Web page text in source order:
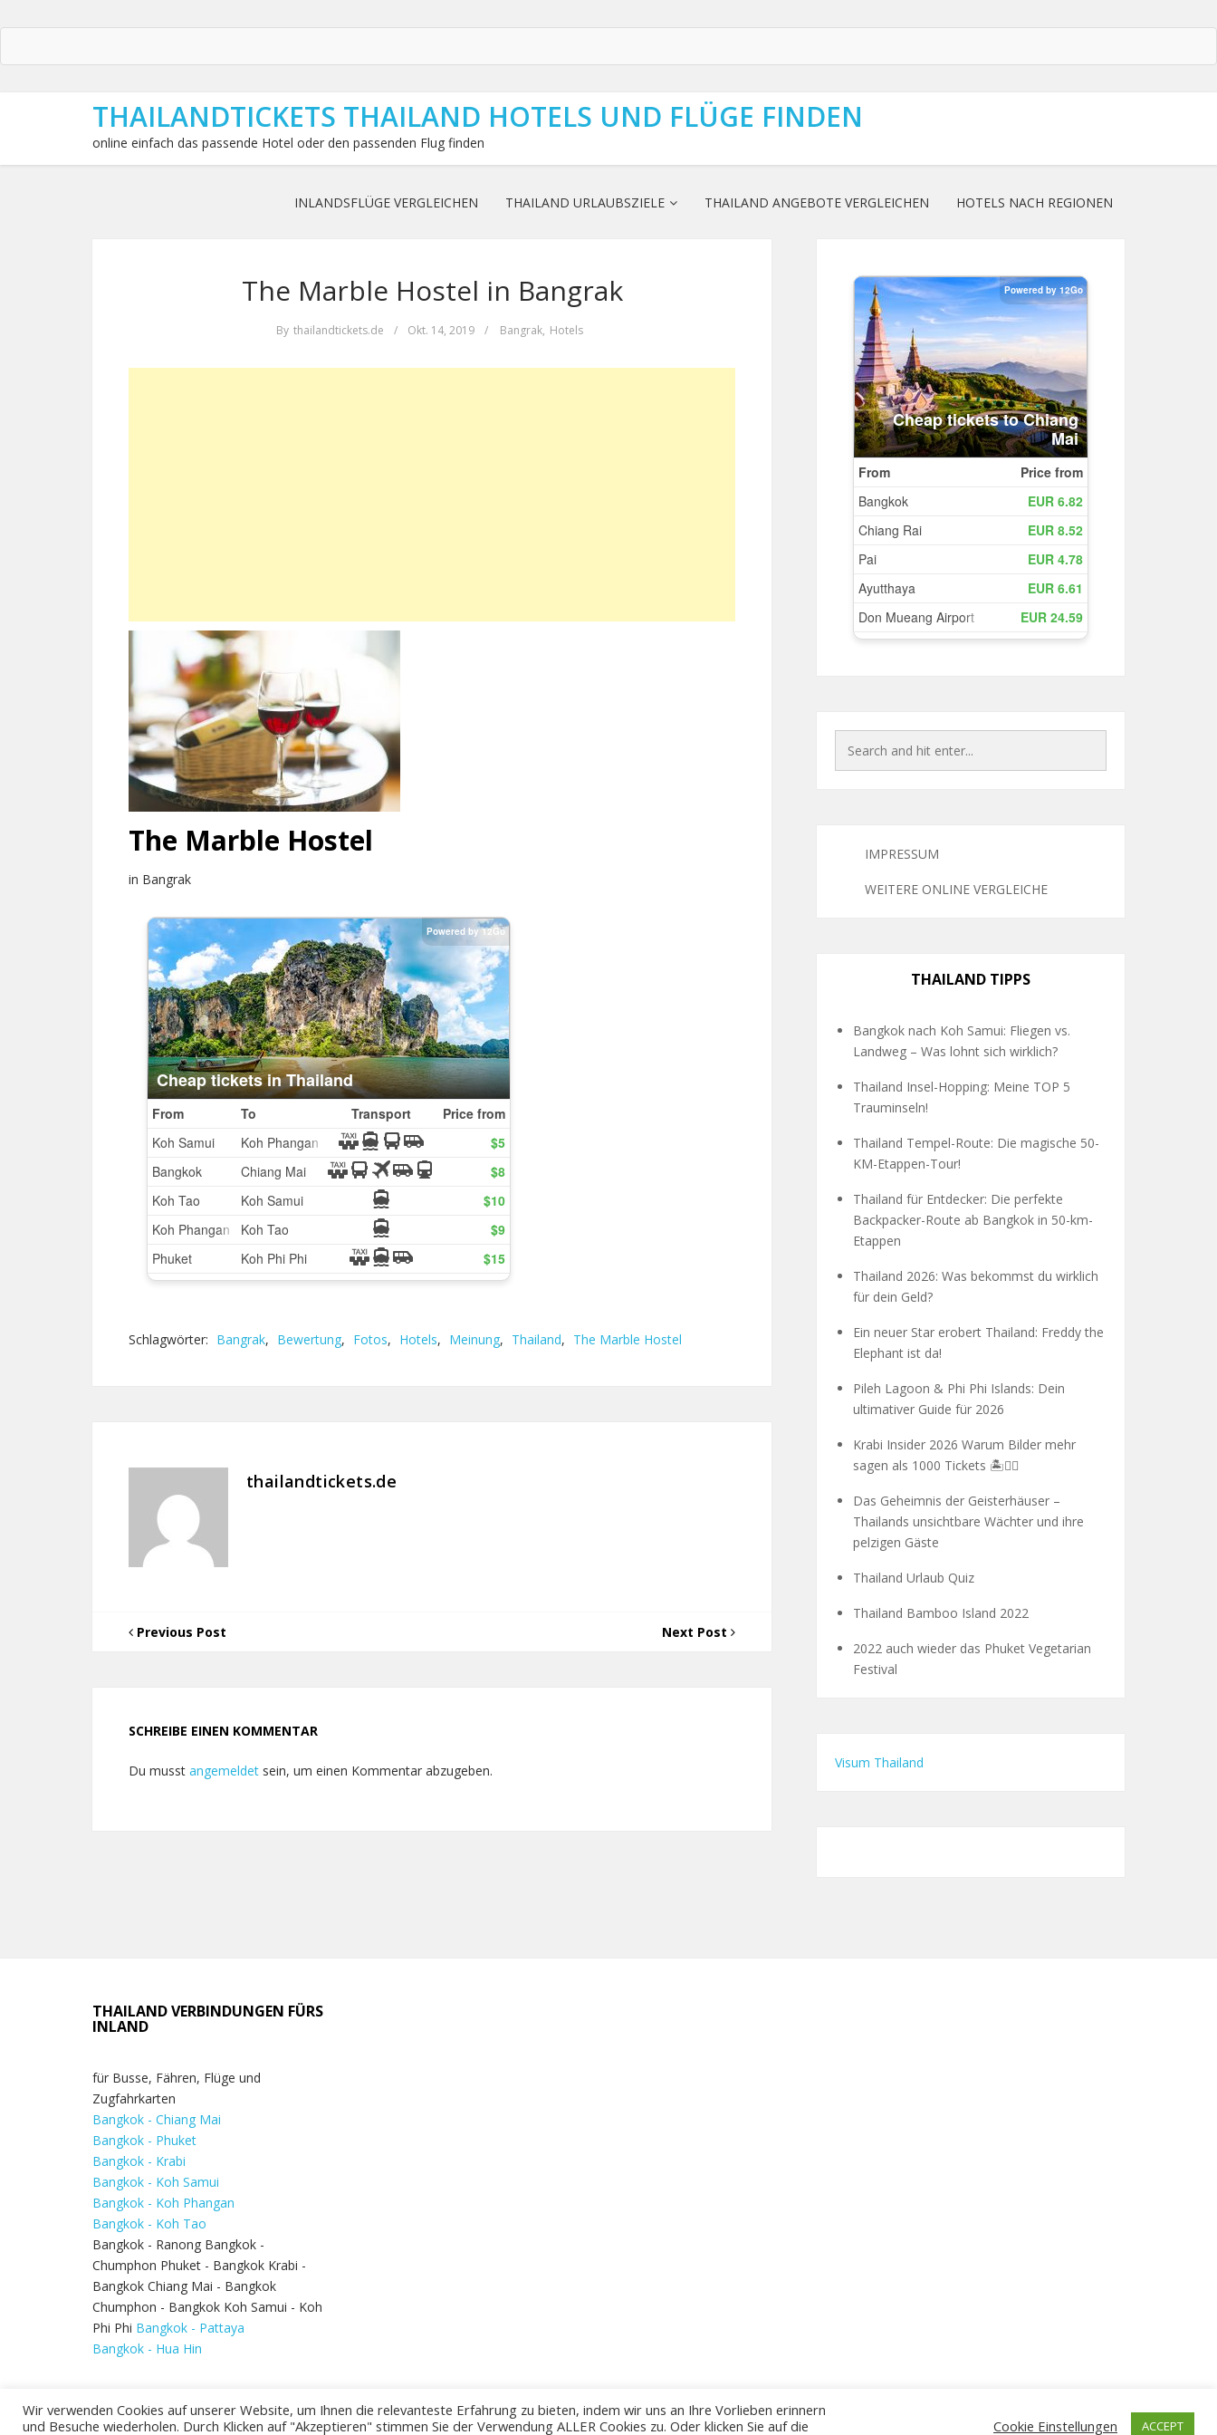
THAILANDTICKETS THAILAND HOTELS UND FLÜGE FINDEN
online einfach das passende Hotel oder den passenden Flug finden
INLANDSFLÜGE VERGLEICHEN THAILAND URLAUBSZIELE THAILAND ANGEBOTE VERGLEICHEN HOTELS NACH REGIONEN
The Marble Hostel in Bangrak
By thailandtickets.de / Okt. 14, 2019 / Bangrak, Hotels
The Marble Hostel
in Bangrak
Schlagwörter: Bangrak, Bewertung, Fotos, Hotels, Meinung, Thailand, The Marble Hostel
thailandtickets.de
Previous Post Next Post
SCHREIBE EINEN KOMMENTAR
Du musst angemeldet sein, um einen Kommentar abzugeben.
IMPRESSUM
WEITERE ONLINE VERGLEICHE
THAILAND TIPPS
Bangkok nach Koh Samui: Fliegen vs.
Landweg – Was lohnt sich wirklich?
Thailand Insel-Hopping: Meine TOP 5
Trauminseln!
Thailand Tempel-Route: Die magische 50-
KM-Etappen-Tour!
Thailand für Entdecker: Die perfekte
Backpacker-Route ab Bangkok in 50-km-
Etappen
Thailand 2026: Was bekommst du wirklich
für dein Geld?
Ein neuer Star erobert Thailand: Freddy the
Elephant ist da!
Pileh Lagoon & Phi Phi Islands: Dein
ultimativer Guide für 2026
Krabi Insider 2026 Warum Bilder mehr
sagen als 1000 Tickets 🏝️🧗‍♂️
Das Geheimnis der Geisterhäuser –
Thailands unsichtbare Wächter und ihre
pelzigen Gäste
Thailand Urlaub Quiz
Thailand Bamboo Island 2022
2022 auch wieder das Phuket Vegetarian
Festival
Visum Thailand
THAILAND VERBINDUNGEN FÜRS
INLAND
für Busse, Fähren, Flüge und
Zugfahrkarten
Bangkok - Chiang Mai
Bangkok - Phuket
Bangkok - Krabi
Bangkok - Koh Samui
Bangkok - Koh Phangan
Bangkok - Koh Tao
Bangkok - Ranong Bangkok -
Chumphon Phuket - Bangkok Krabi -
Bangkok Chiang Mai - Bangkok
Chumphon - Bangkok Koh Samui - Koh
Phi Phi Bangkok - Pattaya
Bangkok - Hua Hin
Wir verwenden Cookies auf unserer Website, um Ihnen die relevanteste Erfahrung zu bieten, indem wir uns an Ihre Vorlieben erinnern
und Besuche wiederholen. Durch Klicken auf "Akzeptieren" stimmen Sie der Verwendung ALLER Cookies zu. Oder klicken Sie auf die
Cookie Einstellungen ACCEPT